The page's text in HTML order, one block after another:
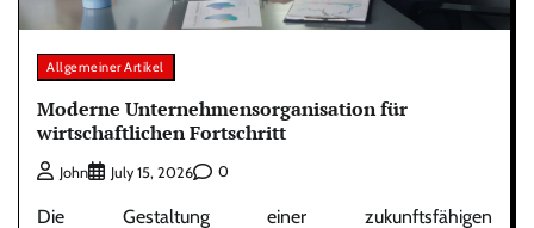
Allgemeiner Artikel
Moderne Unternehmensorganisation für
wirtschaftlichen Fortschritt
John July 15, 2026 0
Die Gestaltung einer zukunftsfähigen